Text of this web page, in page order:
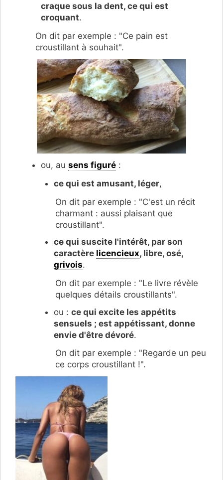
craque sous la dent, ce qui est
croquant.
On dit par exemple : "Ce pain est
croustillant à souhait".
ou, au sens figuré :
ce qui est amusant, léger,
On dit par exemple : "C'est un récit
charmant : aussi plaisant que
croustillant".
ce qui suscite l'intérêt, par son
caractère licencieux, libre, osé,
grivois.
On dit par exemple : "Le livre révèle
quelques détails croustillants".
ou : ce qui excite les appétits
sensuels ; est appétissant, donne
envie d'être dévoré.
On dit par exemple : "Regarde un peu
ce corps croustillant !".